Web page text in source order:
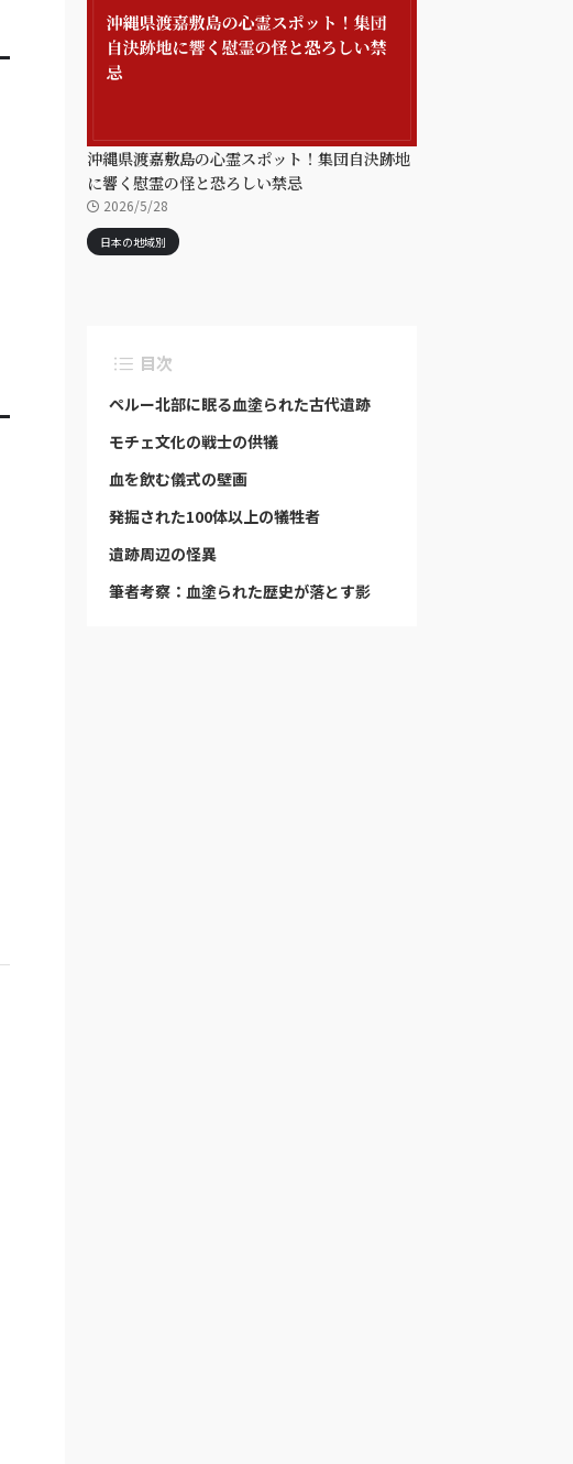
沖縄県渡嘉敷島の心霊スポット！集団自決跡地
に響く慰霊の怪と恐ろしい禁忌
2026/5/28
日本の地域別
目次
ペルー北部に眠る血塗られた古代遺跡
モチェ文化の戦士の供犠
血を飲む儀式の壁画
発掘された100体以上の犠牲者
遺跡周辺の怪異
筆者考察：血塗られた歴史が落とす影